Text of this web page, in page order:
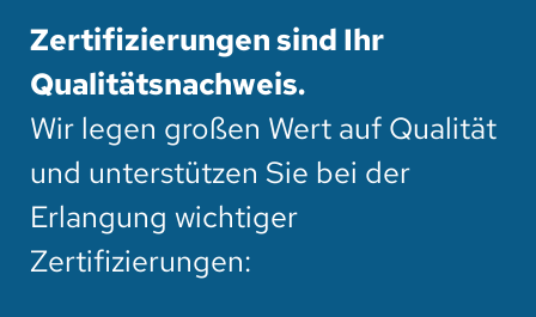
Zertifizierungen sind Ihr
Qualitätsnachweis.
Wir legen großen Wert auf Qualität
und unterstützen Sie bei der
Erlangung wichtiger
Zertifizierungen: